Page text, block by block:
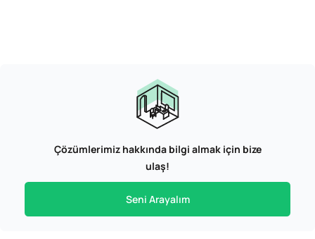
Çözümlerimiz hakkında bilgi almak için bize
ulaş!
Seni Arayalım